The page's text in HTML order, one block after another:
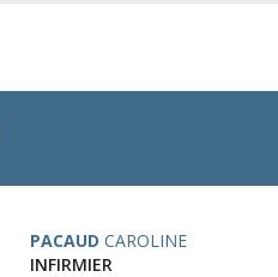
PACAUD CAROLINE
INFIRMIER